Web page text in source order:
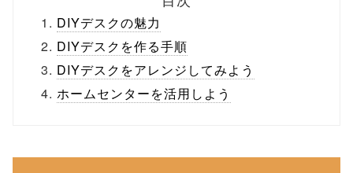
DIYデスクの魅力
DIYデスクを作る手順
DIYデスクをアレンジしてみよう
ホームセンターを活用しよう